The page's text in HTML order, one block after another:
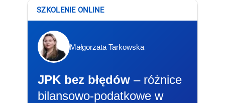
SZKOLENIE ONLINE
Małgorzata Tarkowska
JPK bez błędów – różnice
bilansowo-podatkowe w